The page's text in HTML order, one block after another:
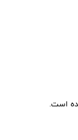
است.